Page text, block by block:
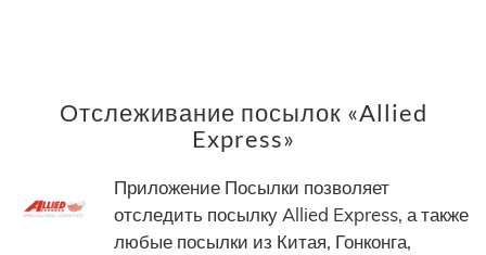
Отслеживание посылок «Allied
Express»
Приложение Посылки позволяет
отследить посылку Allied Express, а также
любые посылки из Китая, Гонконга,